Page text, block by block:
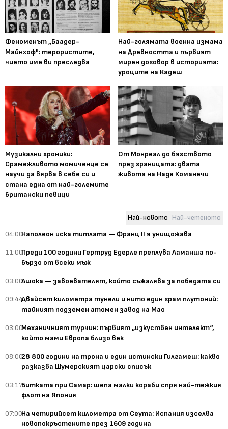
Феноменът „Баадер-
Майнхоф": терористите,
чието име ви преследва
Най-голямата военна измама
на Древността и първият
мирен договор в историята:
уроците на Кадеш
Музикални хроники:
Срамежливото момиченце се
научи да вярва в себе си и
стана една от най-големите
британски певици
От Монреал до бягството
през границата: двата
живота на Надя Команечи
Най-новото Най-четеното
04:00Наполеон иска титлата — Франц II я унищожава
11:00Преди 100 години Гертруд Едерле преплува Ламанша по-
бързо от всеки мъж
03:00Ашока — завоевателят, който съжалява за победата си
09:44Двайсет километра тунели и нито един грам плутоний:
тайният подземен атомен завод на Мао
03:00Механичният турчин: първият „изкуствен интелект“,
който мами Европа близо век
08:0028 800 години на трона и един истински Гилгамеш: какво
разказва Шумерският царски списък
03:17Битката при Самар: шепа малки кораби спря най-тежкия
флот на Япония
07:00На четирийсет километра от Сеута: Испания изселва
новопокръстените през 1609 година